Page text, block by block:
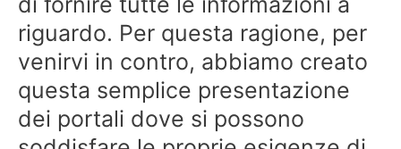
riguardo. Per questa ragione, per
venirvi in contro, abbiamo creato
questa semplice presentazione
dei portali dove si possono